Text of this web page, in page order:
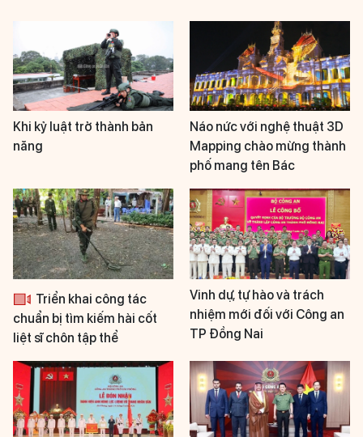
Khi kỷ luật trở thành bản
năng
Náo nức với nghệ thuật 3D
Mapping chào mừng thành
phố mang tên Bác
Triển khai công tác
chuẩn bị tìm kiếm hài cốt
liệt sĩ chôn tập thể
Vinh dự, tự hào và trách
nhiệm mới đối với Công an
TP Đồng Nai